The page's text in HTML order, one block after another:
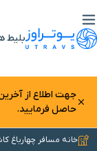
بلیط
حاصل فرمایید.
خانه مسافر چهارباغ